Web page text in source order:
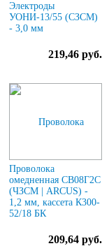
Электроды
УОНИ-13/55 (СЗСМ)
- 3,0 мм
219,46 руб.
Проволока
омедненная СВ08Г2С
(ЧЗСМ | ARCUS) -
1,2 мм, кассета К300-
52/18 БК
209,64 руб.